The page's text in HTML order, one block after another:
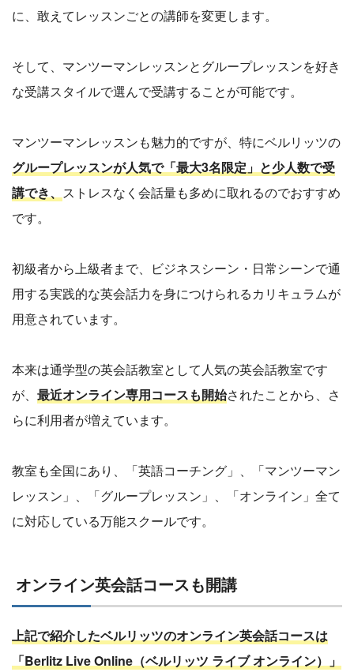
に、敢えてレッスンごとの講師を変更します。
そして、マンツーマンレッスンとグループレッスンを好き
な受講スタイルで選んで受講することが可能です。
マンツーマンレッスンも魅力的ですが、特にベルリッツの
グループレッスンが人気で「最大3名限定」と少人数で受
講でき、 ストレスなく会話量も多めに取れるのでおすすめ
です。
初級者から上級者まで、ビジネスシーン・日常シーンで通
用する実践的な英会話力を身につけられるカリキュラムが
用意されています。
本来は通学型の英会話教室として人気の英会話教室です
が、 最近オンライン専用コースも開始されたことから、さ
らに利用者が増えています。
教室も全国にあり、「英語コーチング」、「マンツーマン
レッスン」、「グループレッスン」、「オンライン」全て
に対応している万能スクールです。
オンライン英会話コースも開講
上記で紹介したベルリッツのオンライン英会話コースは
「Berlitz Live Online（ベルリッツ ライブ オンライン）」